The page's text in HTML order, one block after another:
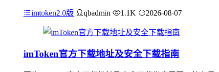
imtoken2.0版 qbadmin 1.1K 2026-08-07
imToken官方下载地址及安全下载指南